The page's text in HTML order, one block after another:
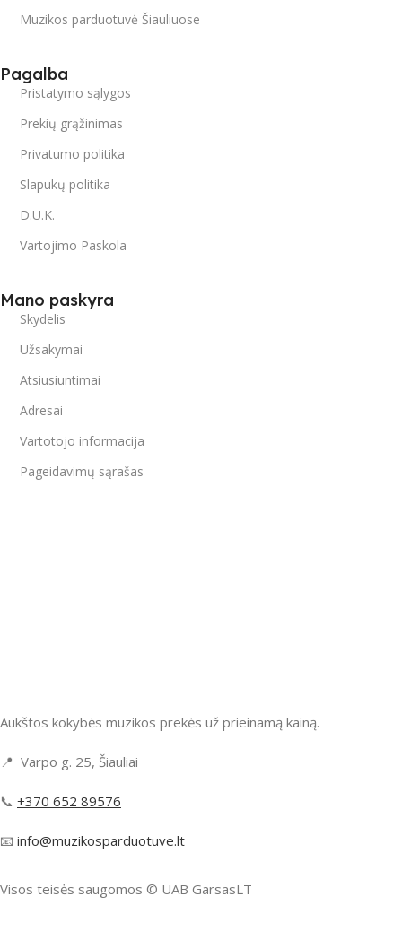
Muzikos parduotuvė Šiauliuose
Pagalba
Pristatymo sąlygos
Prekių grąžinimas
Privatumo politika
Slapukų politika
D.U.K.
Vartojimo Paskola
Mano paskyra
Skydelis
Užsakymai
Atsiusiuntimai
Adresai
Vartotojo informacija
Pageidavimų sąrašas
Aukštos kokybės muzikos prekės už prieinamą kainą.
📍 Varpo g. 25, Šiauliai
📞 +370 652 89576
📧 info@muzikosparduotuve.lt
Visos teisės saugomos ©️ UAB GarsasLT